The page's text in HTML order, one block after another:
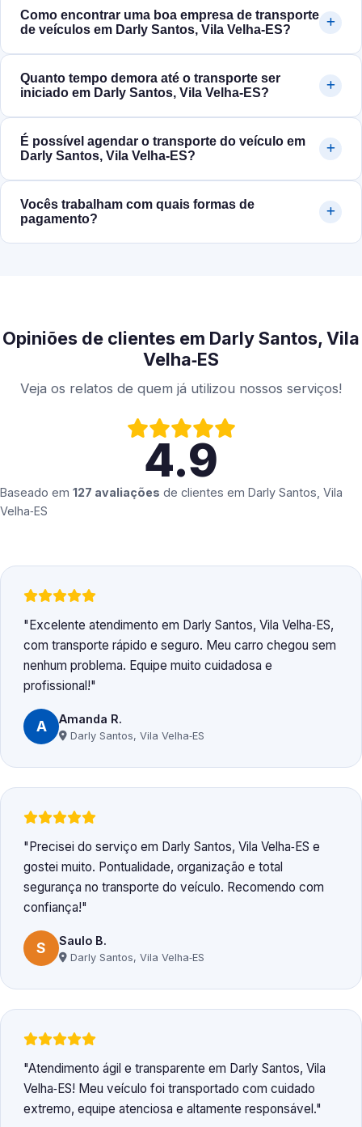
Como encontrar uma boa empresa de transporte
de veículos em Darly Santos, Vila Velha‑ES?
Quanto tempo demora até o transporte ser
iniciado em Darly Santos, Vila Velha‑ES?
É possível agendar o transporte do veículo em
Darly Santos, Vila Velha‑ES?
Vocês trabalham com quais formas de
pagamento?
Opiniões de clientes em Darly Santos, Vila
Velha‑ES
Veja os relatos de quem já utilizou nossos serviços!
4.9
Baseado em 127 avaliações de clientes em Darly Santos, Vila
Velha‑ES
Excelente atendimento em Darly Santos, Vila Velha‑ES,
com transporte rápido e seguro. Meu carro chegou sem
nenhum problema. Equipe muito cuidadosa e
profissional!
A Amanda R.
Darly Santos, Vila Velha‑ES
Precisei do serviço em Darly Santos, Vila Velha‑ES e
gostei muito. Pontualidade, organização e total
segurança no transporte do veículo. Recomendo com
confiança!
S Saulo B.
Darly Santos, Vila Velha‑ES
Atendimento ágil e transparente em Darly Santos, Vila
Velha‑ES! Meu veículo foi transportado com cuidado
extremo, equipe atenciosa e altamente responsável.